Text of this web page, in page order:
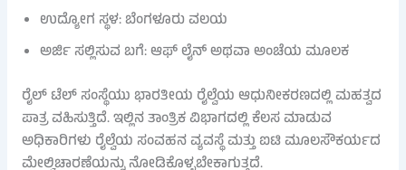
ಉದ್ಯೋಗ ಸ್ಥಳ: ಬೆಂಗಳೂರು ವಲಯ
ಅರ್ಜಿ ಸಲ್ಲಿಸುವ ಬಗೆ: ಆಫ್ ಲೈನ್ ಅಥವಾ ಅಂಚೆಯ ಮೂಲಕ
ರೈಲ್ ಟೆಲ್ ಸಂಸ್ಥೆಯು ಭಾರತೀಯ ರೈಲ್ವೆಯ ಆಧುನೀಕರಣದಲ್ಲಿ ಮಹತ್ವದ
ಪಾತ್ರ ವಹಿಸುತ್ತಿದೆ. ಇಲ್ಲಿನ ತಾಂತ್ರಿಕ ವಿಭಾಗದಲ್ಲಿ ಕೆಲಸ ಮಾಡುವ
ಅಧಿಕಾರಿಗಳು ರೈಲ್ವೆಯ ಸಂವಹನ ವ್ಯವಸ್ಥೆ ಮತ್ತು ಐಟಿ ಮೂಲಸೌಕರ್ಯದ
ಮೇಲ್ವಿಚಾರಣೆಯನ್ನು ನೋಡಿಕೊಳ್ಳಬೇಕಾಗುತ್ತದೆ.